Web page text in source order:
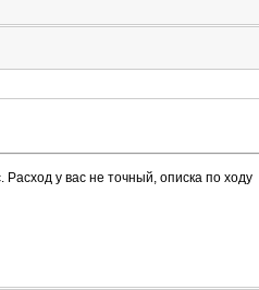
Расход у вас не точный, описка по ходу